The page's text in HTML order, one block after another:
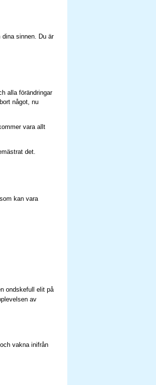
sinnen. Du är
alla förändringar
något, nu
vara allt
det.
kan vara
ondskefull elit på
av
vakna inifrån